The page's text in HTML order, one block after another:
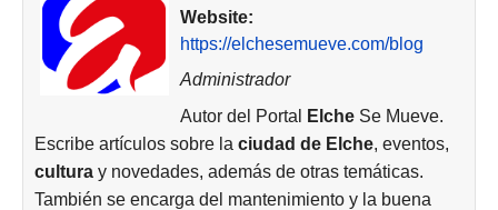
Website:
https://elchesemueve.com/blog
Administrador
Autor del Portal
ElcheSe Mueve.
Escribe artículos sobre la ciudad de Elche, eventos,
cultura y novedades, además de otras temáticas.
También se encarga del mantenimiento y la buena